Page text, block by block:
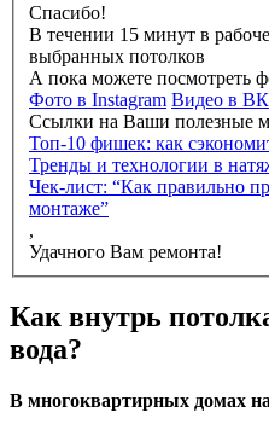
Спасибо!
В течении 15 минут в
выбранных потолков
А пока можете посмотреть
Фото в Instagram Видео в ВК
Ссылки на Ваши полезные
Топ-10 фишек: как
Тренды и технологии в
Чек-лист: “Как правильно
монтаже”
,
Удачного Вам ремонта!
Как внутрь
вода?
В многоквартирных домах